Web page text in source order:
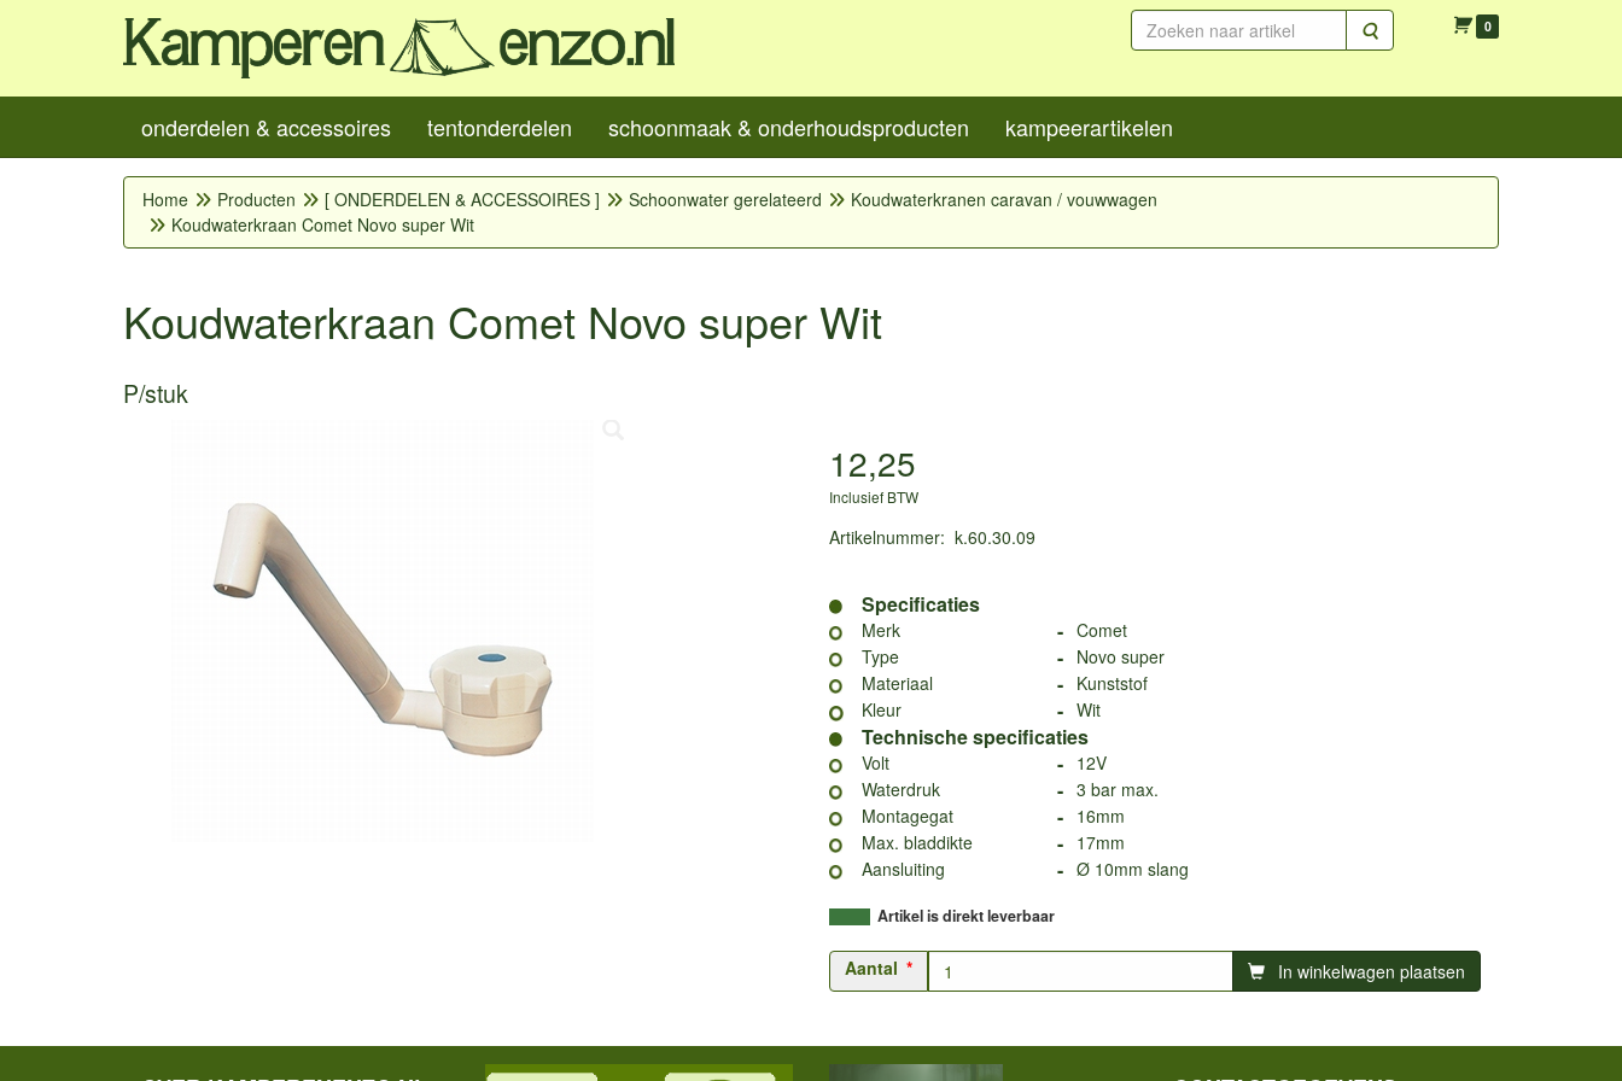
Zoeken 0
onderdelen & accessoires tentonderdelen schoonmaak & onderhoudsproducten kampeerartikelen
Home Producten [ ONDERDELEN & ACCESSOIRES ] Schoonwater gerelateerd
Koudwaterkranen caravan / vouwwagen
Koudwaterkraan Comet Novo super Wit
Koudwaterkraan Comet Novo super Wit
P/stuk
12,25
Inclusief BTW
Artikelnummer: k.60.30.09
Specificaties
Merk - Comet
Type
- Novo super
Materiaal
- Kunststof
Kleur
- Wit
Technische specificaties
Volt - 12V
Waterdruk
- 3 bar max.
Montagegat
- 16mm
Max. bladdikte
- 17mm
Aansluiting
- Ø 10mm slang
Artikel is direkt leverbaar
Aantal In winkelwagen plaatsen